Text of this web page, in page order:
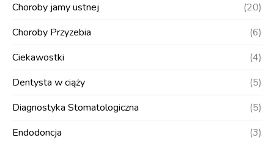
Choroby jamy ustnej
(20)
Choroby Przyzebia
(6)
Ciekawostki
(4)
Dentysta w ciąży
(5)
Diagnostyka Stomatologiczna
(5)
Endodoncja
(3)